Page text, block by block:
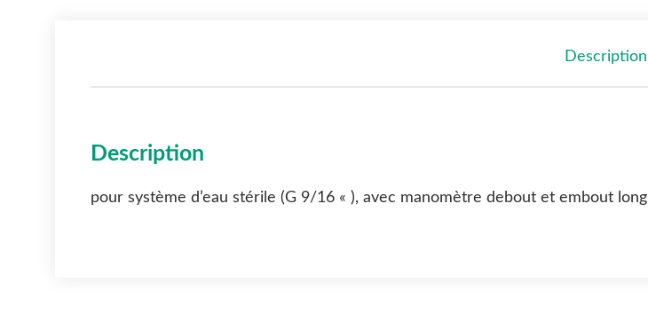
Description
Description
pour système d’eau stérile (G 9/16 « ), avec manomètre debout et embout long